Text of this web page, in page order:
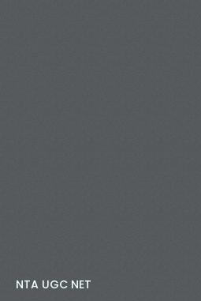
NTA UGC NET